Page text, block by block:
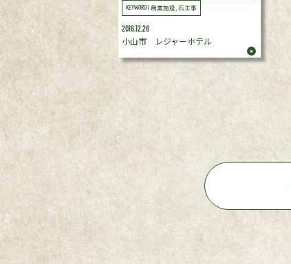
KEYWORD | 商業施設, 石工事
2016.12.26
小山市 レジャーホテル